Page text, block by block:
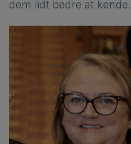
dem lidt bedre at kende.